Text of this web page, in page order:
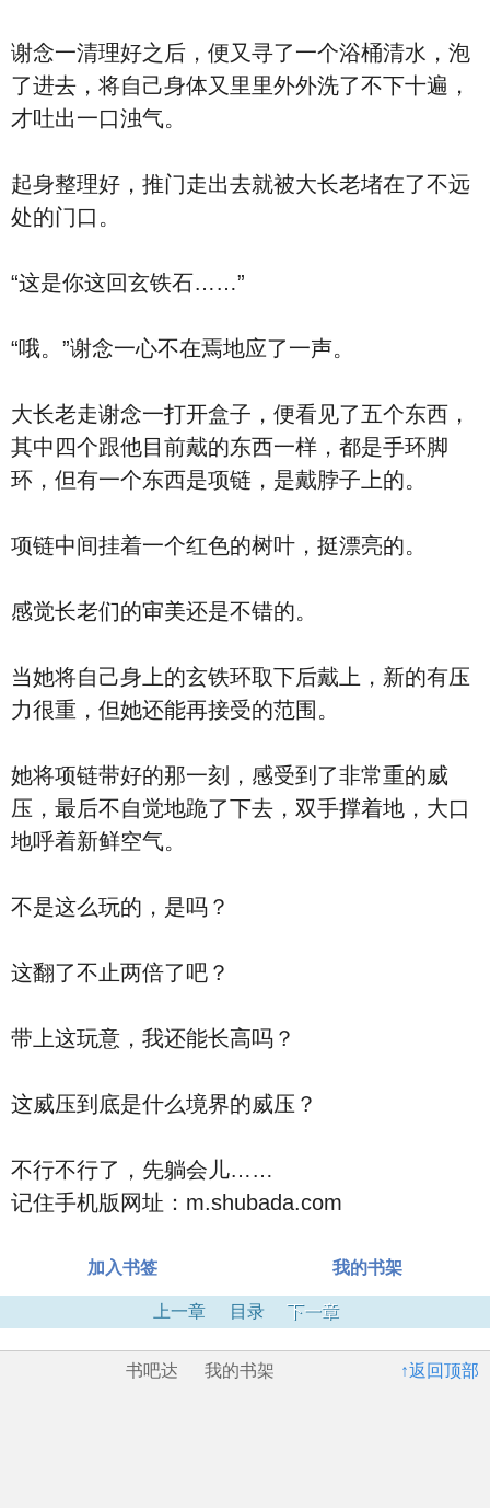
谢念一清理好之后，便又寻了一个浴桶清水，泡
了进去，将自己身体又里里外外洗了不下十遍，
才吐出一口浊气。
起身整理好，推门走出去就被大长老堵在了不远
处的门口。
“这是你这回玄铁石……”
“哦。”谢念一心不在焉地应了一声。
大长老走谢念一打开盒子，便看见了五个东西，
其中四个跟他目前戴的东西一样，都是手环脚
环，但有一个东西是项链，是戴脖子上的。
项链中间挂着一个红色的树叶，挺漂亮的。
感觉长老们的审美还是不错的。
当她将自己身上的玄铁环取下后戴上，新的有压
力很重，但她还能再接受的范围。
她将项链带好的那一刻，感受到了非常重的威
压，最后不自觉地跪了下去，双手撑着地，大口
地呼着新鲜空气。
不是这么玩的，是吗？
这翻了不止两倍了吧？
带上这玩意，我还能长高吗？
这威压到底是什么境界的威压？
不行不行了，先躺会儿……
记住手机版网址：m.shubada.com
加入书签 我的书架
上一章 目录 下一章
↑返回顶部
书吧达 我的书架